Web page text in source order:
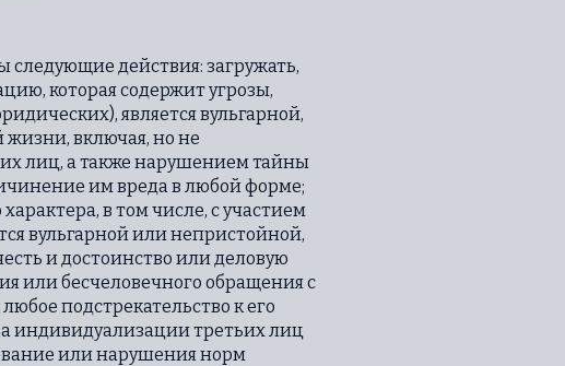
следующие действия: загружать,
которая содержит угрозы,
является вульгарной,
включая, но не
лиц, а также нарушением тайны
им вреда в любой форме;
в том числе, с участием
вульгарной или непристойной,
и достоинство или деловую
или бесчеловечного обращения с
подстрекательство к его
индивидуализации третьих лиц
или нарушения норм